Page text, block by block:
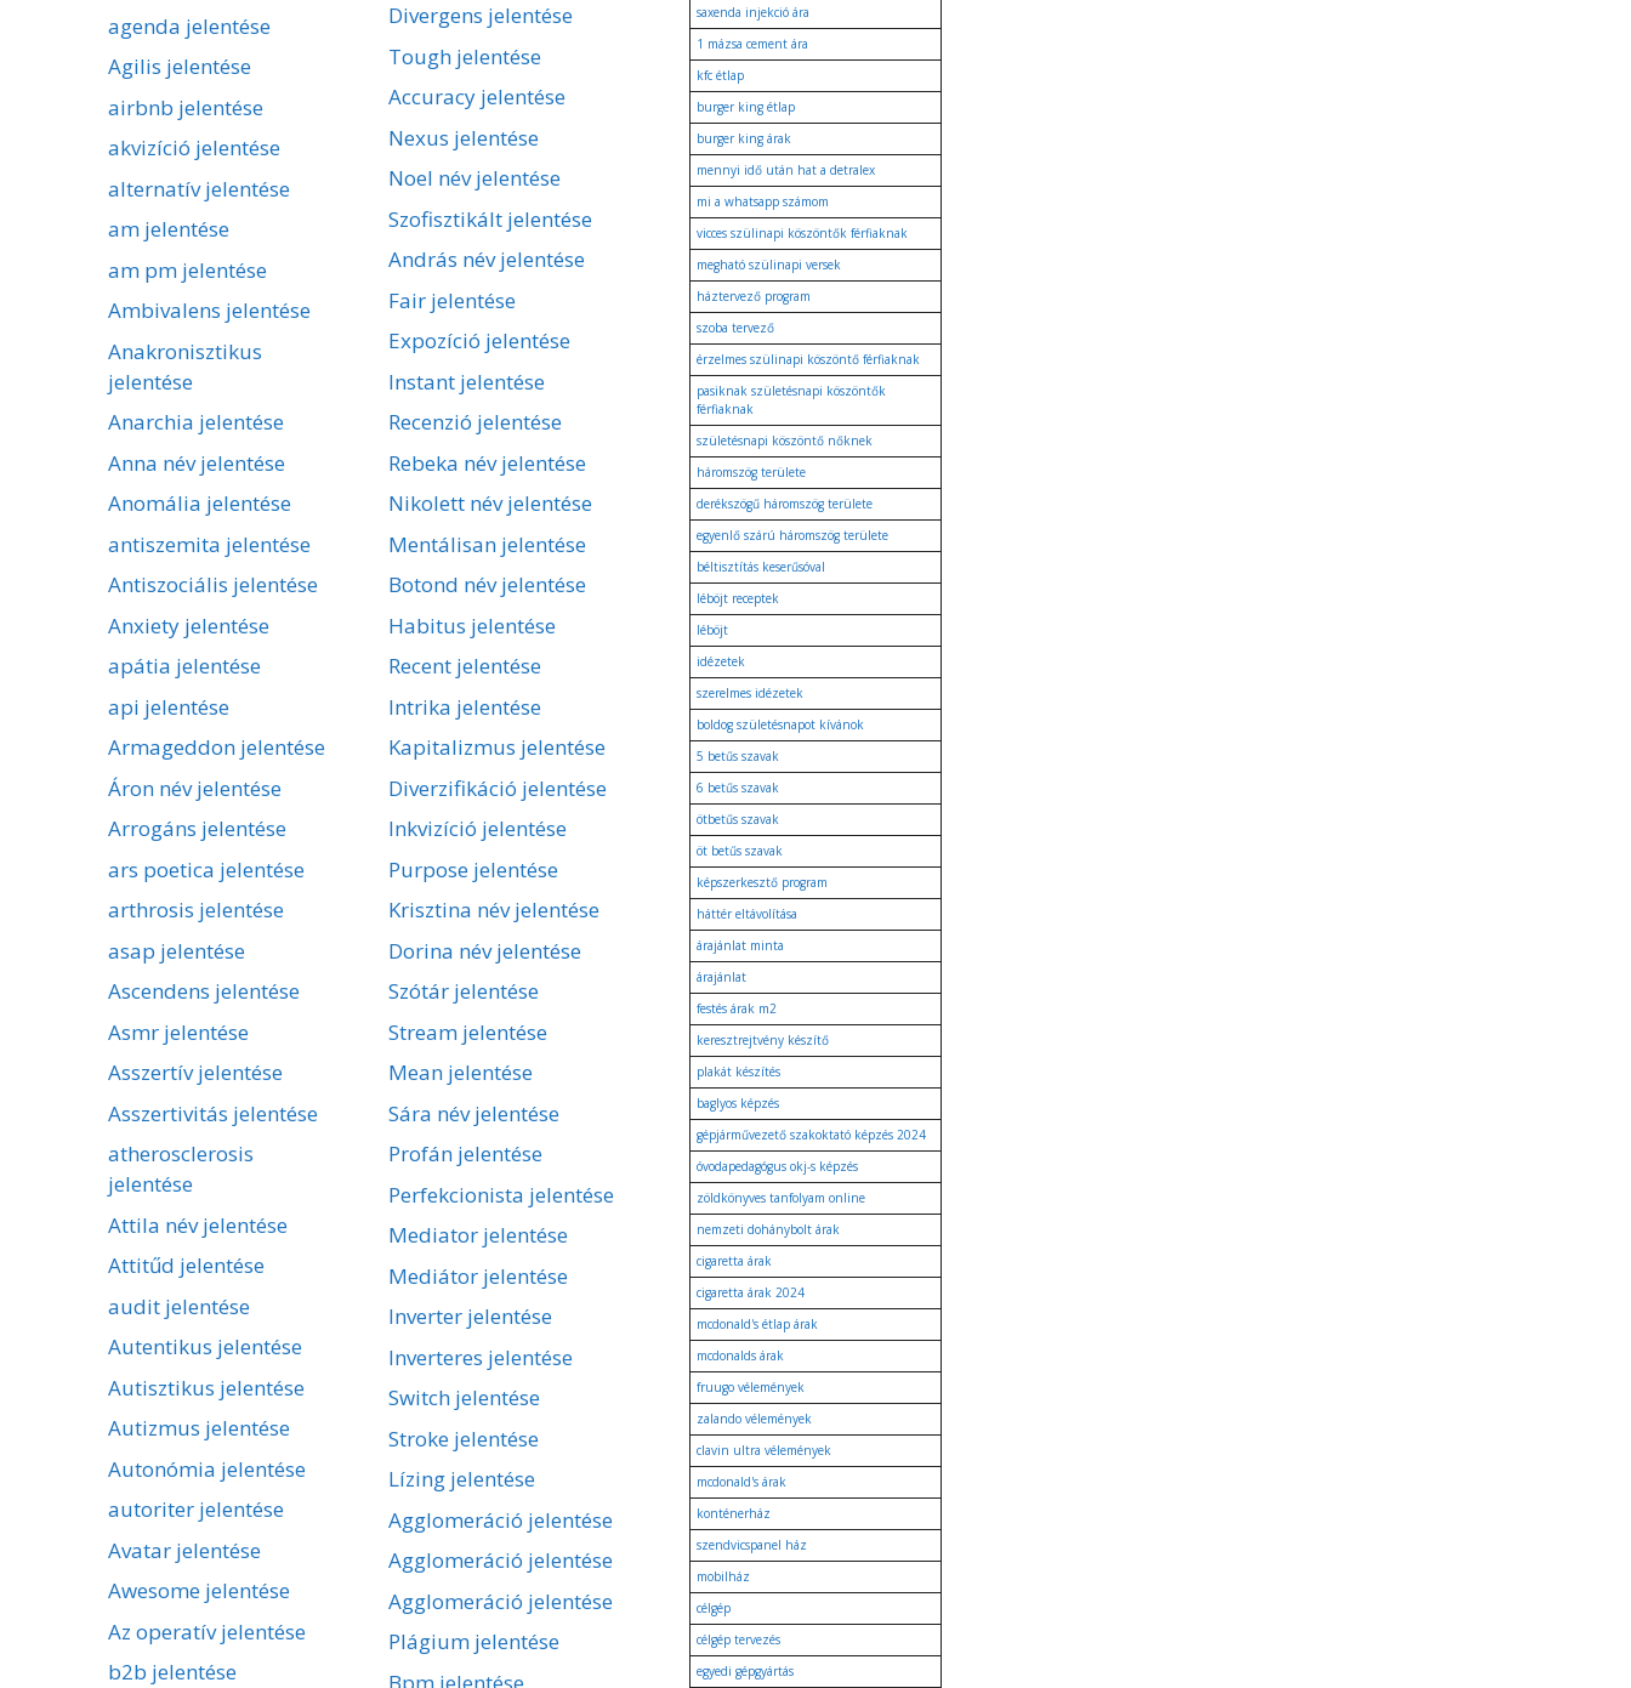
agenda jelentése
Agilis jelentése
airbnb jelentése
akvizíció jelentése
alternatív jelentése
am jelentése
am pm jelentése
Ambivalens jelentése
Anakronisztikus
jelentése
Anarchia jelentése
Anna név jelentése
Anomália jelentése
antiszemita jelentése
Antiszociális jelentése
Anxiety jelentése
apátia jelentése
api jelentése
Armageddon jelentése
Áron név jelentése
Arrogáns jelentése
ars poetica jelentése
arthrosis jelentése
asap jelentése
Ascendens jelentése
Asmr jelentése
Asszertív jelentése
Asszertivitás jelentése
atherosclerosis
jelentése
Attila név jelentése
Attitűd jelentése
audit jelentése
Autentikus jelentése
Autisztikus jelentése
Autizmus jelentése
Autonómia jelentése
autoriter jelentése
Avatar jelentése
Awesome jelentése
Az operatív jelentése
b2b jelentése
Divergens jelentése
Tough jelentése
Accuracy jelentése
Nexus jelentése
Noel név jelentése
Szofisztikált jelentése
András név jelentése
Fair jelentése
Expozíció jelentése
Instant jelentése
Recenzió jelentése
Rebeka név jelentése
Nikolett név jelentése
Mentálisan jelentése
Botond név jelentése
Habitus jelentése
Recent jelentése
Intrika jelentése
Kapitalizmus jelentése
Diverzifikáció jelentése
Inkvizíció jelentése
Purpose jelentése
Krisztina név jelentése
Dorina név jelentése
Szótár jelentése
Stream jelentése
Mean jelentése
Sára név jelentése
Profán jelentése
Perfekcionista jelentése
Mediator jelentése
Mediátor jelentése
Inverter jelentése
Inverteres jelentése
Switch jelentése
Stroke jelentése
Lízing jelentése
Agglomeráció jelentése
Agglomeráció jelentése
Agglomeráció jelentése
Plágium jelentése
Bpm jelentése
saxenda injekció ára
1 mázsa cement ára
kfc étlap
burger king étlap
burger king árak
mennyi idő után hat a detralex
mi a whatsapp számom
vicces szülinapi köszöntők férfiaknak
megható szülinapi versek
háztervező program
szoba tervező
érzelmes szülinapi köszöntő férfiaknak
pasiknak születésnapi köszöntők
férfiaknak
születésnapi köszöntő nőknek
háromszög területe
derékszögű háromszög területe
egyenlő szárú háromszög területe
béltisztítás keserűsóval
léböjt receptek
léböjt
idézetek
szerelmes idézetek
boldog születésnapot kívánok
5 betűs szavak
6 betűs szavak
ötbetűs szavak
öt betűs szavak
képszerkesztő program
háttér eltávolítása
árajánlat minta
árajánlat
festés árak m2
keresztrejtvény készítő
plakát készítés
baglyos képzés
gépjárművezető szakoktató képzés 2024
óvodapedagógus okj-s képzés
zöldkönyves tanfolyam online
nemzeti dohánybolt árak
cigaretta árak
cigaretta árak 2024
mcdonald's étlap árak
mcdonalds árak
fruugo vélemények
zalando vélemények
clavin ultra vélemények
mcdonald's árak
konténerház
szendvicspanel ház
mobilház
célgép
célgép tervezés
egyedi gépgyártás